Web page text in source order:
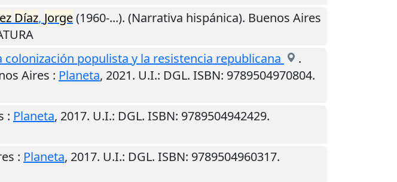
Díaz, Jorge(1960-...). (Narrativa hispánica). Buenos Aires
populista y la resistencia republicana
.
Aires : Planeta, 2021. U.I.: DGL. ISBN: 9789504970804.
: Planeta, 2017. U.I.: DGL. ISBN: 9789504942429.
: Planeta, 2017. U.I.: DGL. ISBN: 9789504960317.